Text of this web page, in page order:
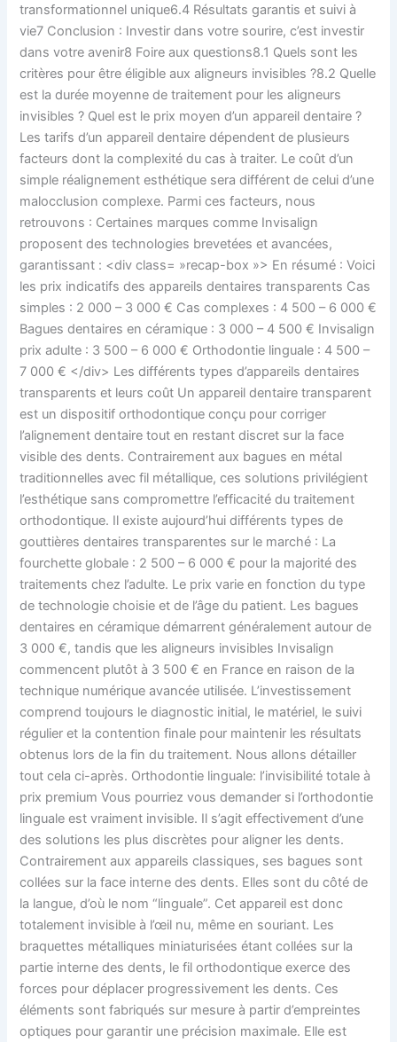
transformationnel unique6.4 Résultats garantis et suivi à
vie7 Conclusion : Investir dans votre sourire, c’est investir
dans votre avenir8 Foire aux questions8.1 Quels sont les
critères pour être éligible aux aligneurs invisibles ?8.2 Quelle
est la durée moyenne de traitement pour les aligneurs
invisibles ? Quel est le prix moyen d’un appareil dentaire ?
Les tarifs d’un appareil dentaire dépendent de plusieurs
facteurs dont la complexité du cas à traiter. Le coût d’un
simple réalignement esthétique sera différent de celui d’une
malocclusion complexe. Parmi ces facteurs, nous
retrouvons : Certaines marques comme Invisalign
proposent des technologies brevetées et avancées,
garantissant : <div class= »recap-box »> En résumé : Voici
les prix indicatifs des appareils dentaires transparents Cas
simples : 2 000 – 3 000 € Cas complexes : 4 500 – 6 000 €
Bagues dentaires en céramique : 3 000 – 4 500 € Invisalign
prix adulte : 3 500 – 6 000 € Orthodontie linguale : 4 500 –
7 000 € </div> Les différents types d’appareils dentaires
transparents et leurs coût Un appareil dentaire transparent
est un dispositif orthodontique conçu pour corriger
l’alignement dentaire tout en restant discret sur la face
visible des dents. Contrairement aux bagues en métal
traditionnelles avec fil métallique, ces solutions privilégient
l’esthétique sans compromettre l’efficacité du traitement
orthodontique. Il existe aujourd’hui différents types de
gouttières dentaires transparentes sur le marché : La
fourchette globale : 2 500 – 6 000 € pour la majorité des
traitements chez l’adulte. Le prix varie en fonction du type
de technologie choisie et de l’âge du patient. Les bagues
dentaires en céramique démarrent généralement autour de
3 000 €, tandis que les aligneurs invisibles Invisalign
commencent plutôt à 3 500 € en France en raison de la
technique numérique avancée utilisée. L’investissement
comprend toujours le diagnostic initial, le matériel, le suivi
régulier et la contention finale pour maintenir les résultats
obtenus lors de la fin du traitement. Nous allons détailler
tout cela ci-après. Orthodontie linguale: l’invisibilité totale à
prix premium Vous pourriez vous demander si l’orthodontie
linguale est vraiment invisible. Il s’agit effectivement d’une
des solutions les plus discrètes pour aligner les dents.
Contrairement aux appareils classiques, ses bagues sont
collées sur la face interne des dents. Elles sont du côté de
la langue, d’où le nom “linguale”. Cet appareil est donc
totalement invisible à l’œil nu, même en souriant. Les
braquettes métalliques miniaturisées étant collées sur la
partie interne des dents, le fil orthodontique exerce des
forces pour déplacer progressivement les dents. Ces
éléments sont fabriqués sur mesure à partir d’empreintes
optiques pour garantir une précision maximale. Elle est